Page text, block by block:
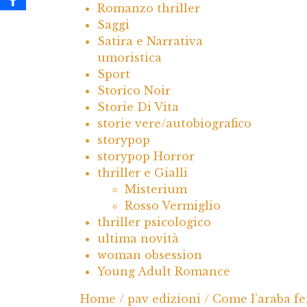
Romanzo thriller
Saggi
Satira e Narrativa
umoristica
Sport
Storico Noir
Storie Di Vita
storie vere/autobiografico
storypop
storypop Horror
thriller e Gialli
Misterium
Rosso Vermiglio
thriller psicologico
ultima novità
woman obsession
Young Adult Romance
Home / pav edizioni / Come l’araba